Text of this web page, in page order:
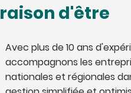
raison d'être
Avec plus de 10 ans
accompagnons les
nationales et régionales